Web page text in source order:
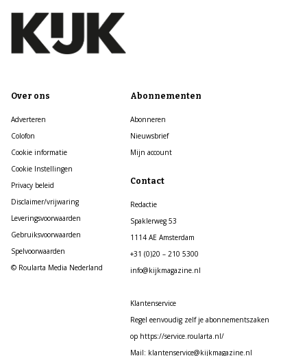
Over ons
Adverteren
Colofon
Cookie informatie
Cookie Instellingen
Privacy beleid
Disclaimer/vrijwaring
Leveringsvoorwaarden
Gebruiksvoorwaarden
Spelvoorwaarden
© Roularta Media Nederland
Abonnementen
Abonneren
Nieuwsbrief
Mijn account
Contact
Redactie
Spaklerweg 53
1114 AE Amsterdam
+31 (0)20 – 210 5300
info@kijkmagazine.nl
Klantenservice
Regel eenvoudig zelf je abonnementszaken
op https://service.roularta.nl/
Mail: klantenservice@kijkmagazine.nl